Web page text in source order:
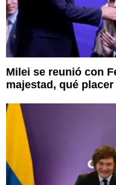
Milei se reunió con
majestad, qué